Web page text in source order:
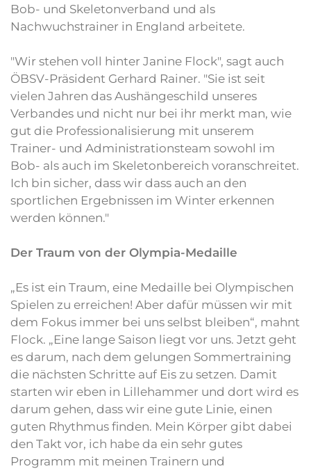
Bob- und Skeletonverband und als
Nachwuchstrainer in England arbeitete.
"Wir stehen voll hinter Janine Flock", sagt auch
ÖBSV-Präsident Gerhard Rainer. "Sie ist seit
vielen Jahren das Aushängeschild unseres
Verbandes und nicht nur bei ihr merkt man, wie
gut die Professionalisierung mit unserem
Trainer- und Administrationsteam sowohl im
Bob- als auch im Skeletonbereich voranschreitet.
Ich bin sicher, dass wir dass auch an den
sportlichen Ergebnissen im Winter erkennen
werden können."
Der Traum von der Olympia-Medaille
„Es ist ein Traum, eine Medaille bei Olympischen
Spielen zu erreichen! Aber dafür müssen wir mit
dem Fokus immer bei uns selbst bleiben“, mahnt
Flock. „Eine lange Saison liegt vor uns. Jetzt geht
es darum, nach dem gelungen Sommertraining
die nächsten Schritte auf Eis zu setzen. Damit
starten wir eben in Lillehammer und dort wird es
darum gehen, dass wir eine gute Linie, einen
guten Rhythmus finden. Mein Körper gibt dabei
den Takt vor, ich habe da ein sehr gutes
Programm mit meinen Trainern und